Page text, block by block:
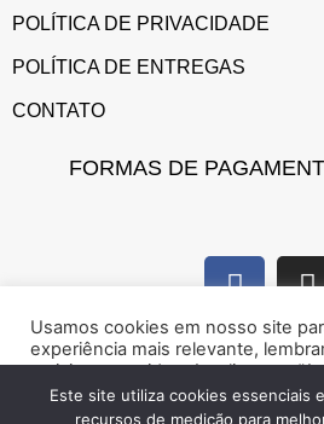
POLÍTICA DE PRIVACIDADE
POLÍTICA DE ENTREGAS
CONTATO
FORMAS DE
Usamos cookies em nosso site
experiência mais relevante,
e visitas repetidas. Ao clicar em
utilização de cookies.
Este site utiliza cookies essenciais
recursos de medição para